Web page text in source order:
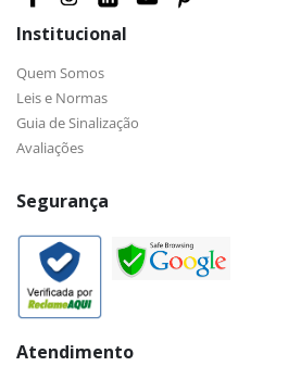
Institucional
Quem Somos
Leis e Normas
Guia de Sinalização
Avaliações
Segurança
Atendimento